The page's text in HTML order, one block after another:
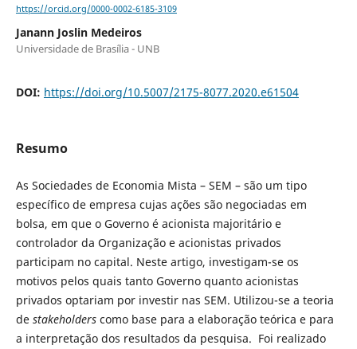
https://orcid.org/0000-0002-6185-3109
Janann Joslin Medeiros
Universidade de Brasília - UNB
DOI: https://doi.org/10.5007/2175-8077.2020.e61504
Resumo
As Sociedades de Economia Mista – SEM – são um tipo
específico de empresa cujas ações são negociadas em
bolsa, em que o Governo é acionista majoritário e
controlador da Organização e acionistas privados
participam no capital. Neste artigo, investigam-se os
motivos pelos quais tanto Governo quanto acionistas
privados optariam por investir nas SEM. Utilizou-se a teoria
de stakeholderscomo base para a elaboração teórica e para
a interpretação dos resultados da pesquisa. Foi realizado